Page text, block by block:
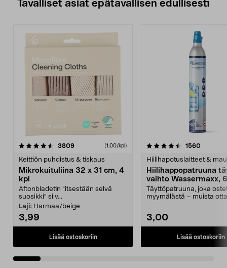
Tavalliset asiat epätavallisen edullisesti
3809arvostelut (1,00/kpl)
Keittiön puhdistus & tiskaus
Mikrokuituliina 32 x 31 cm, 4
kpl
Aftonbladetin "itsestään selvä
suosikki" siiv...
Laji: Harmaa/beige
3,99
Lisää ostoskoriin
4.5viidestä
1560
Hiilihapotuslaitteet &
Hiilihappopatruuna
vaihto Wassermaxx,
Täyttöpatruuna, joka
myymälästä – muista
3,00
Lisää ostoskoriin
4.5viidestä